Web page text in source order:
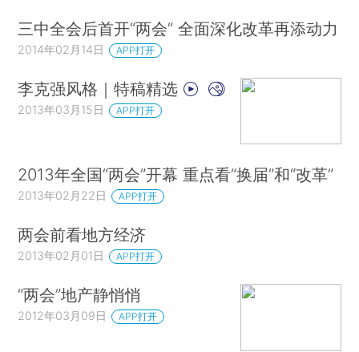
三中全会后首开“两会” 全面深化改革再添动力
2014年02月14日 APP打开
李克强风格｜特稿精选
2013年03月15日 APP打开
2013年全国“两会”开幕 重点看“换届”和“改革”
2013年02月22日 APP打开
两会前看地方经济
2013年02月01日 APP打开
“两会”地产静悄悄
2012年03月09日 APP打开